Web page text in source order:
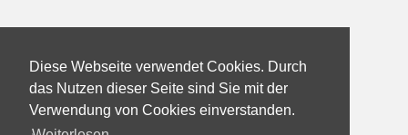
Diese Webseite verwendet Cookies. Durch
das Nutzen dieser Seite sind Sie mit der
Verwendung von Cookies einverstanden.